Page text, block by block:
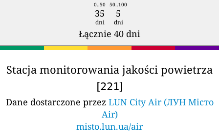
0..50 50..100
35 5
dni dni
Łącznie 40 dni
Stacja monitorowania jakości powietrza
[221]
Dane dostarczone przez LUN City Air (ЛУН Місто
Air)
misto.lun.ua/air